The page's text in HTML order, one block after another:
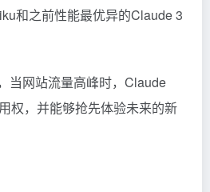
和之前性能最优异的Claude 3
当网站流量高峰时，Claude
权，并能够抢先体验未来的新